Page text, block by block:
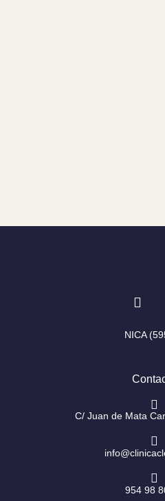
I
n
t
r
NICA
C/ Juan de Mata
954 98